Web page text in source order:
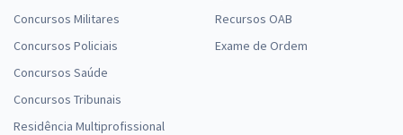
Concursos Militares
Concursos Policiais
Concursos Saúde
Concursos Tribunais
Residência Multiprofissional
Recursos OAB
Exame de Ordem